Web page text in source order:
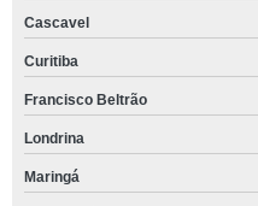
Cascavel
Curitiba
Francisco Beltrão
Londrina
Maringá